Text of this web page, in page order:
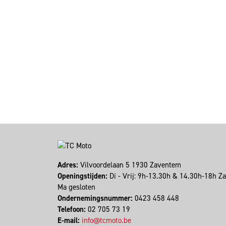
Adres: Vilvoordelaan 5 1930 Zaventem
Openingstijden: Di - Vrij: 9h-13.30h & 14.30h-18h
Ma gesloten
Ondernemingsnummer: 0423 458 448
Telefoon: 02 705 73 19
E-mail: info@tcmoto.be